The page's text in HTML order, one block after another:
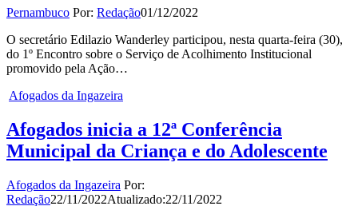
Pernambuco Por: Redação01/12/2022
O secretário Edilazio Wanderley participou, nesta quarta-feira (30),
do 1º Encontro sobre o Serviço de Acolhimento Institucional
promovido pela Ação…
Afogados da Ingazeira
Afogados inicia a 12ª Conferência
Municipal da Criança e do Adolescente
Afogados da Ingazeira Por:
Redação22/11/2022Atualizado:22/11/2022